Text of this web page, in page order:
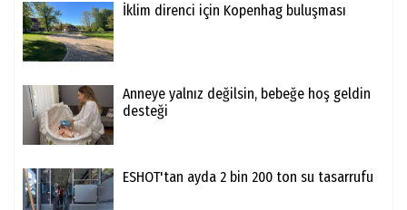
İklim direnci için Kopenhag buluşması
Anneye yalnız değilsin, bebeğe hoş geldin
desteği
ESHOT'tan ayda 2 bin 200 ton su tasarrufu